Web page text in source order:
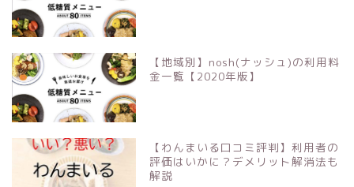
【地域別】nosh(ナッシュ)の利用料
金一覧【2020年版】
【わんまいる口コミ評判】利用者の
評価はいかに？デメリット解消法も
解説